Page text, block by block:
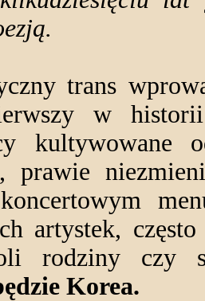
trans
w
prawie
artystek,
rodziny czy
Korea.